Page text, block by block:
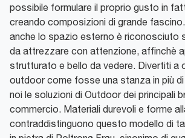
possibile formulare il proprio gusto in
creando composizioni di grande
anche lo spazio esterno è riconosciuto
da attrezzare con attenzione, affinchè
strutturato e bello da vedere. Divertiti a
outdoor come fosse una stanza in più
noi le soluzioni di Outdoor dei principali
commercio. Materiali durevoli e forme
contraddistinguono questo modello di